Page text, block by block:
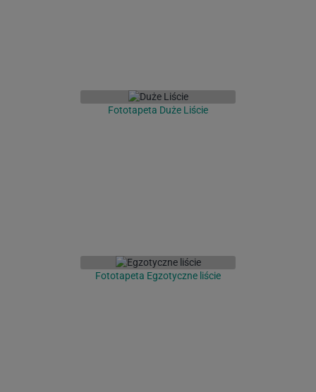
Fototapeta Duże Liście
Fototapeta Egzotyczne liście